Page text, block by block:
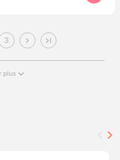
3
plus